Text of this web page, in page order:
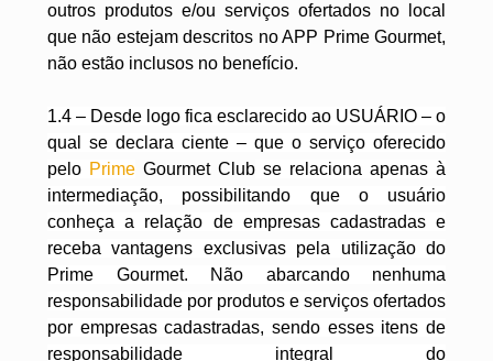
outros produtos e/ou serviços ofertados no local
que não estejam descritos no APP Prime Gourmet,
não estão inclusos no benefício.
1.4 – Desde logo fica esclarecido ao USUÁRIO – o
qual se declara ciente – que o serviço oferecido
pelo Prime Gourmet Club se relaciona apenas à
intermediação, possibilitando que o usuário
conheça a relação de empresas cadastradas e
receba vantagens exclusivas pela utilização do
Prime Gourmet. Não abarcando nenhuma
responsabilidade por produtos e serviços ofertados
por empresas cadastradas, sendo esses itens de
responsabilidade integral do